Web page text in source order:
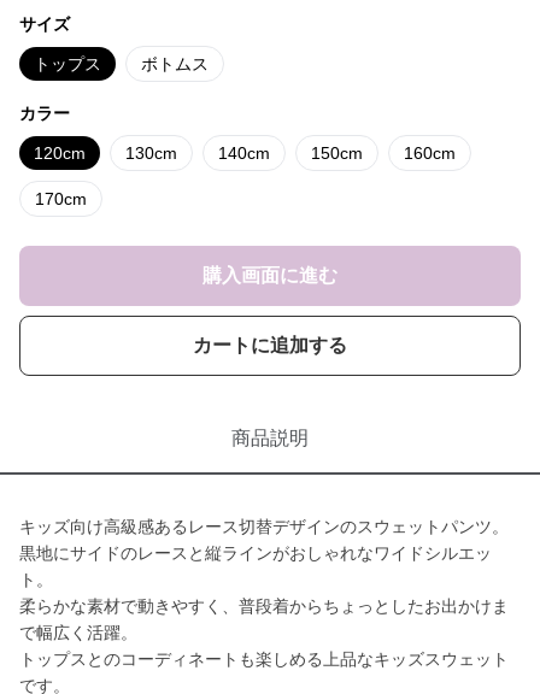
サイズ
トップス ボトムス
カラー
120cm 130cm 140cm 150cm 160cm
170cm
購入画面に進む
カートに追加する
商品説明
キッズ向け高級感あるレース切替デザインのスウェットパンツ。
黒地にサイドのレースと縦ラインがおしゃれなワイドシルエッ
ト。
柔らかな素材で動きやすく、普段着からちょっとしたお出かけま
で幅広く活躍。
トップスとのコーディネートも楽しめる上品なキッズスウェット
です。